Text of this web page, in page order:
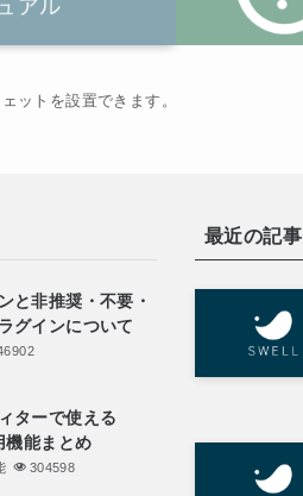
ットを設置できます。
と非推奨・不要・
グインについて
ターで使える
機能まとめ
304598
最近の記事